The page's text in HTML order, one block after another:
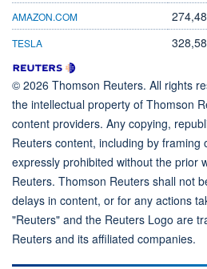
AMAZON.COM
TESLA
© 2026 Thomson Reuters. All rights
the intellectual property of Thomson
content providers. Any copying,
Reuters content, including by framing
expressly prohibited without the prior
Reuters. Thomson Reuters shall not
delays in content, or for any actions
"Reuters" and the Reuters Logo are
Reuters and its affiliated companies.